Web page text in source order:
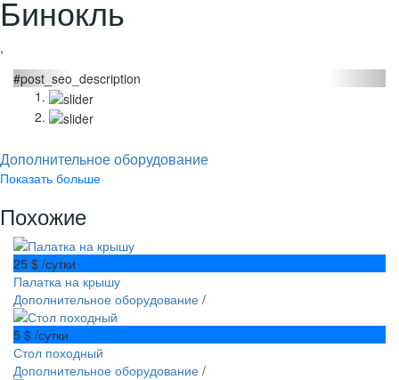
Бинокль
,
#post_seo_description
Дополнительное оборудование
Показать больше
Похожие
25 $ /сутки
Палатка на крышу
Дополнительное оборудование /
5 $ /сутки
Стол походный
Дополнительное оборудование /